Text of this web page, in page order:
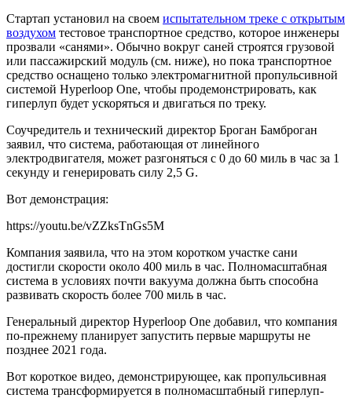
Стартап установил на своем испытательном треке с открытым
воздухом тестовое транспортное средство, которое инженеры
прозвали «санями». Обычно вокруг саней строятся грузовой
или пассажирский модуль (см. ниже), но пока транспортное
средство оснащено только электромагнитной пропульсивной
системой Hyperloop One, чтобы продемонстрировать, как
гиперлуп будет ускоряться и двигаться по треку.
Соучредитель и технический директор Броган Бамброган
заявил, что система, работающая от линейного
электродвигателя, может разгоняться с 0 до 60 миль в час за 1
секунду и генерировать силу 2,5 G.
Вот демонстрация:
https://youtu.be/vZZksTnGs5M
Компания заявила, что на этом коротком участке сани
достигли скорости около 400 миль в час. Полномасштабная
система в условиях почти вакуума должна быть способна
развивать скорость более 700 миль в час.
Генеральный директор Hyperloop One добавил, что компания
по-прежнему планирует запустить первые маршруты не
позднее 2021 года.
Вот короткое видео, демонстрирующее, как пропульсивная
система трансформируется в полномасштабный гиперлуп-